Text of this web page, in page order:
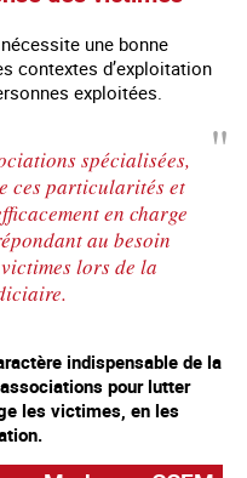
une bonne
contextes d’exploitation
exploitées.
spécialisées,
ces particularités et
en charge
au besoin
lors de la
indispensable de la
pour lutter
les victimes, en les